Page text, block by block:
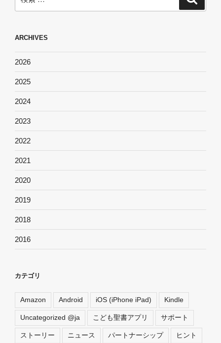
索:
ARCHIVES
2026
2025
2024
2023
2022
2021
2020
2019
2018
2016
カテゴリ
Amazon Android iOS (iPhone iPad) Kindle
Uncategorized @ja こども聖書アプリ サポート
ストーリー ニュース パートナーシップ ヒント